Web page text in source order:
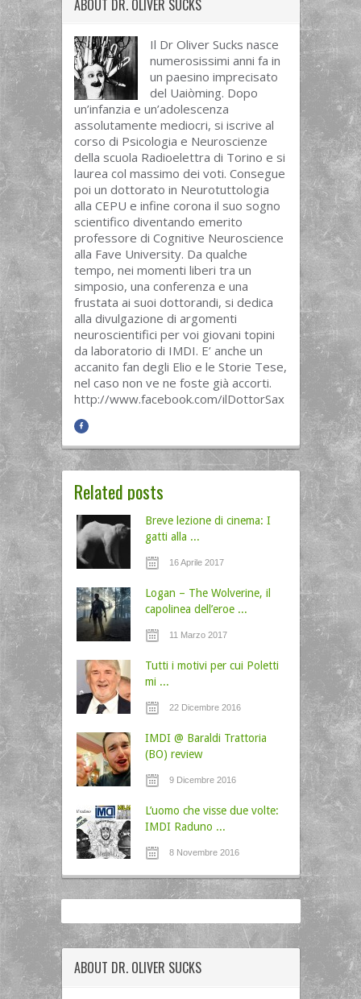
ABOUT DR. OLIVER SUCKS
Il Dr Oliver Sucks nasce
numerosissimi anni fa in
un paesino imprecisato
del Uaiòming. Dopo
un’infanzia e un’adolescenza
assolutamente mediocri, si iscrive al
corso di Psicologia e Neuroscienze
della scuola Radioelettra di Torino e si
laurea col massimo dei voti. Consegue
poi un dottorato in Neurotuttologia
alla CEPU e infine corona il suo sogno
scientifico diventando emerito
professore di Cognitive Neuroscience
alla Fave University. Da qualche
tempo, nei momenti liberi tra un
simposio, una conferenza e una
frustata ai suoi dottorandi, si dedica
alla divulgazione di argomenti
neuroscientifici per voi giovani topini
da laboratorio di IMDI. E’ anche un
accanito fan degli Elio e le Storie Tese,
nel caso non ve ne foste già accorti.
http://www.facebook.com/ilDottorSax
Related posts
Breve lezione di cinema: I
gatti alla ...
16 Aprile 2017
Logan – The Wolverine, il
capolinea dell’eroe ...
11 Marzo 2017
Tutti i motivi per cui Poletti
mi ...
22 Dicembre 2016
IMDI @ Baraldi Trattoria
(BO) review
9 Dicembre 2016
L’uomo che visse due volte:
IMDI Raduno ...
8 Novembre 2016
ABOUT DR. OLIVER SUCKS